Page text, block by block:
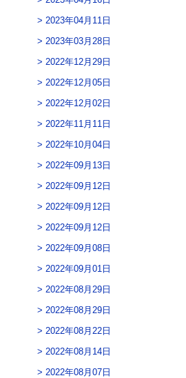
2023年04月11日
2023年03月28日
2022年12月29日
2022年12月05日
2022年12月02日
2022年11月11日
2022年10月04日
2022年09月13日
2022年09月12日
2022年09月12日
2022年09月12日
2022年09月08日
2022年09月01日
2022年08月29日
2022年08月29日
2022年08月22日
2022年08月14日
2022年08月07日